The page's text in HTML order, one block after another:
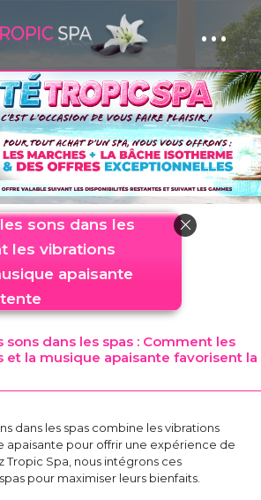
cookies ...
sons dans les
les vibrations
apaisante
sons dans les spas : Comment les
et la musique apaisante favorisent la
dans les spas combine les vibrations
apaisante pour offrir une expérience de
Tropic Spa, nous intégrons ces
pour maximiser leurs bienfaits.